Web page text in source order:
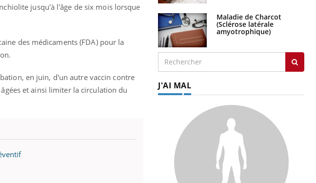
jusqu'à l'âge de six mois lorsque
des médicaments (FDA) pour la
en juin, d'un autre vaccin contre
et ainsi limiter la circulation du
Maladie de Charcot
(Sclérose latérale
amyotrophique)
J'AI MAL